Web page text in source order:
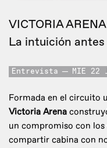
VICTORIA ARENA
La intuición
Entrevista MIE 22
Formada en el circuito
Victoria Arena
un compromiso con los
compartir cabina con